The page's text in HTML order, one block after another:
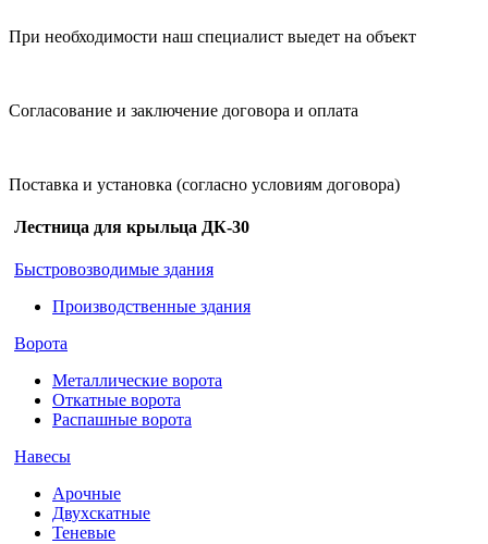
При необходимости наш специалист выедет на объект
Согласование и заключение договора и оплата
Поставка и установка (согласно условиям договора)
Лестница для крыльца ДК-30
Быстровозводимые здания
Производственные здания
Ворота
Металлические ворота
Откатные ворота
Распашные ворота
Навесы
Арочные
Двухскатные
Теневые